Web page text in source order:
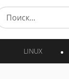
LINUX